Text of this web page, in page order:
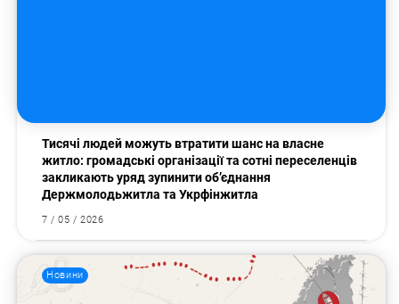
Тисячі людей можуть втратити шанс на власне
житло: громадські організації та сотні переселенців
закликають уряд зупинити об’єднання
Держмолодьжитла та Укрфінжитла
7 / 05 / 2026
Новини